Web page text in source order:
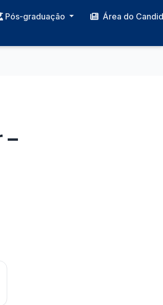
Pós-graduação Área do
–